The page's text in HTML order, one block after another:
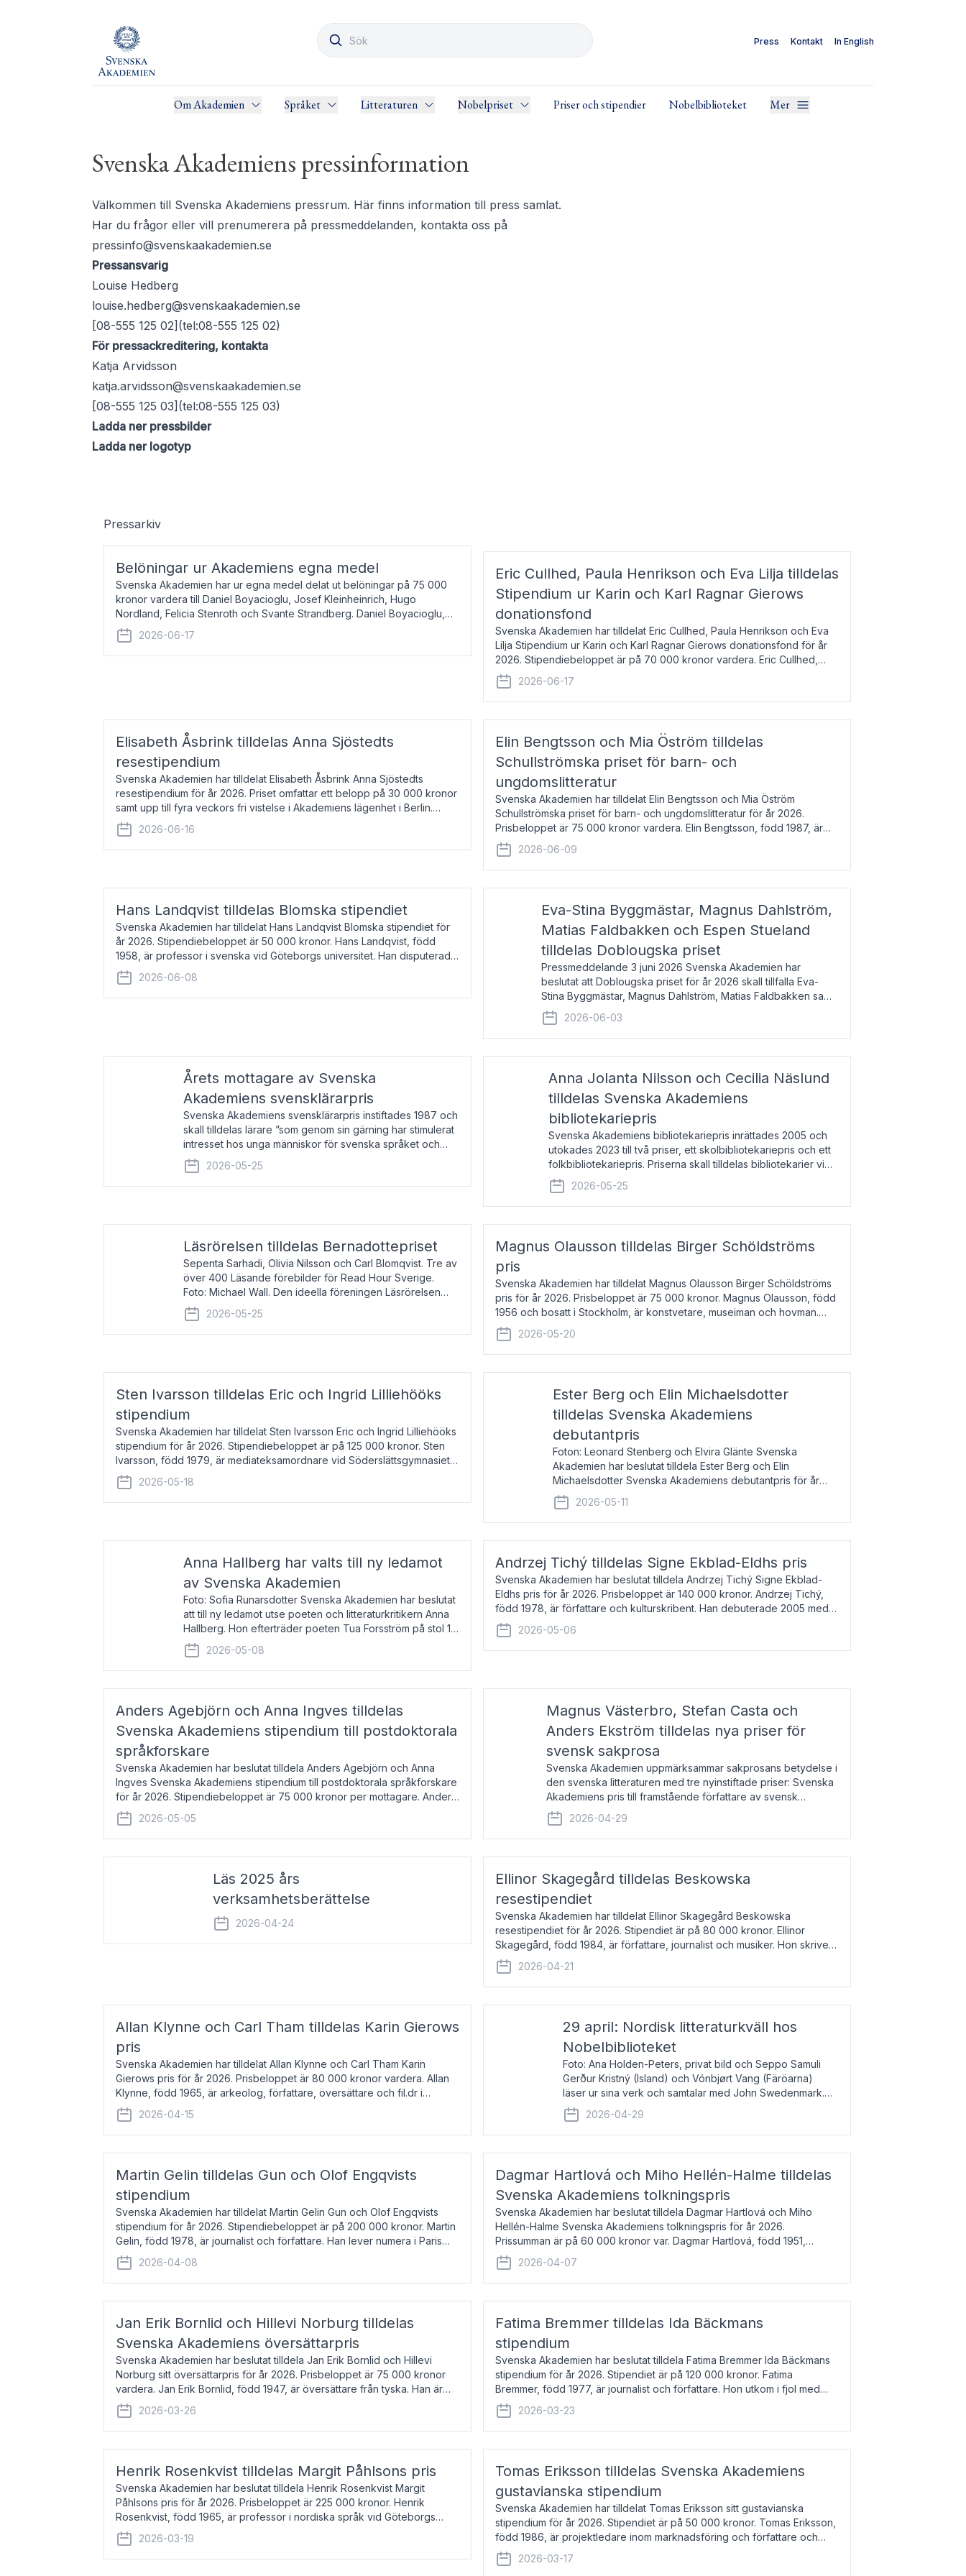
Press Kontakt In English
Om Akademien Språket Litteraturen Nobelpriset Priser och stipendier Nobelbiblioteket Mer
Svenska Akademiens pressinformation
Välkommen till Svenska Akademiens pressrum. Här finns information till press samlat.
Har du frågor eller vill prenumerera på pressmeddelanden, kontakta oss på
pressinfo@svenskaakademien.se
Pressansvarig
Louise Hedberg
louise.hedberg@svenskaakademien.se
[08-555 125 02](tel:08-555 125 02)
För pressackreditering, kontakta
Katja Arvidsson
katja.arvidsson@svenskaakademien.se
[08-555 125 03](tel:08-555 125 03)
Ladda ner pressbilder
Ladda ner logotyp
Pressarkiv
Belöningar ur Akademiens egna medel
Svenska Akademien har ur egna medel delat ut belöningar på 75 000
kronor vardera till Daniel Boyacioglu, Josef Kleinheinrich, Hugo
Nordland, Felicia Stenroth och Svante Strandberg. Daniel Boyacioglu,
född 1981, är poet och scenartist. Josef
2026-06-17
Eric Cullhed, Paula Henrikson och Eva Lilja tilldelas
Stipendium ur Karin och Karl Ragnar Gierows
donationsfond
Svenska Akademien har tilldelat Eric Cullhed, Paula Henrikson och Eva
Lilja Stipendium ur Karin och Karl Ragnar Gierows donationsfond för år
2026. Stipendiebeloppet är på 70 000 kronor vardera. Eric Cullhed,
född 1985, är professor i grekis
2026-06-17
Elisabeth Åsbrink tilldelas Anna Sjöstedts
resestipendium
Svenska Akademien har tilldelat Elisabeth Åsbrink Anna Sjöstedts
resestipendium för år 2026. Priset omfattar ett belopp på 30 000 kronor
samt upp till fyra veckors fri vistelse i Akademiens lägenhet i Berlin.
Elisabeth Åsbrink, född 1965 oc
2026-06-16
Elin Bengtsson och Mia Öström tilldelas
Schullströmska priset för barn- och
ungdomslitteratur
Svenska Akademien har tilldelat Elin Bengtsson och Mia Öström
Schullströmska priset för barn- och ungdomslitteratur för år 2026.
Prisbeloppet är 75 000 kronor vardera. Elin Bengtsson, född 1987, är
författare och forskare i genusvetenskap.
2026-06-09
Hans Landqvist tilldelas Blomska stipendiet
Svenska Akademien har tilldelat Hans Landqvist Blomska stipendiet för
år 2026. Stipendiebeloppet är 50 000 kronor. Hans Landqvist, född
1958, är professor i svenska vid Göteborgs universitet. Han disputerade
år 2000 på avhandlingen Författn
2026-06-08
Eva-Stina Byggmästar, Magnus Dahlström,
Matias Faldbakken och Espen Stueland
tilldelas Doblougska priset
Pressmeddelande 3 juni 2026 Svenska Akademien har
beslutat att Doblougska priset för år 2026 skall tillfalla Eva-
Stina Byggmästar, Magnus Dahlström, Matias Faldbakken samt
Espen Stueland. Prisbeloppet är 200 000 svenska kronor per
mottagare
2026-06-03
Årets mottagare av Svenska
Akademiens svensklärarpris
Svenska Akademiens svensklärarpris instiftades 1987 och
skall tilldelas lärare ”som genom sin gärning har stimulerat
intresset hos unga människor för svenska språket och
litteraturen”. Prisutdelning och samtal med pristagarna
äger rum under
2026-05-25
Anna Jolanta Nilsson och Cecilia Näslund
tilldelas Svenska Akademiens
bibliotekariepris
Svenska Akademiens bibliotekariepris inrättades 2005 och
utökades 2023 till två priser, ett skolbibliotekariepris och ett
folkbibliotekariepris. Priserna skall tilldelas bibliotekarier vid
svenska folk- och skolbibliotek som gjort värdefull
2026-05-25
Läsrörelsen tilldelas Bernadottepriset
Sepenta Sarhadi, Olivia Nilsson och Carl Blomqvist. Tre av
över 400 Läsande förebilder för Read Hour Sverige.
Foto: Michael Wall. Den ideella föreningen Läsrörelsen
tilldelas Bernadottepriset 2026 för att den under ett kvarts
sekel gjort re
2026-05-25
Magnus Olausson tilldelas Birger Schöldströms
pris
Svenska Akademien har tilldelat Magnus Olausson Birger Schöldströms
pris för år 2026. Prisbeloppet är 75 000 kronor. Magnus Olausson, född
1956 och bosatt i Stockholm, är konstvetare, museiman och hovman.
Han disputerade 1993 vid Uppsala un
2026-05-20
Sten Ivarsson tilldelas Eric och Ingrid Lilliehööks
stipendium
Svenska Akademien har tilldelat Sten Ivarsson Eric och Ingrid Lilliehööks
stipendium för år 2026. Stipendiebeloppet är på 125 000 kronor. Sten
Ivarsson, född 1979, är mediateksamordnare vid Söderslättsgymnasiet i
Trelleborg. Här har han på
2026-05-18
Ester Berg och Elin Michaelsdotter
tilldelas Svenska Akademiens
debutantpris
Foton: Leonard Stenberg och Elvira Glänte Svenska
Akademien har beslutat tilldela Ester Berg och Elin
Michaelsdotter Svenska Akademiens debutantpris för år
2026. Priset är nyinstiftat och syftar till att lyfta fram
intressanta och löftesrik
2026-05-11
Anna Hallberg har valts till ny ledamot
av Svenska Akademien
Foto: Sofia Runarsdotter Svenska Akademien har beslutat
att till ny ledamot utse poeten och litteraturkritikern Anna
Hallberg. Hon efterträder poeten Tua Forsström på stol 18
och kommer att ta sitt inträde vid Akademiens
högtidssammankomst
2026-05-08
Andrzej Tichý tilldelas Signe Ekblad-Eldhs pris
Svenska Akademien har beslutat tilldela Andrzej Tichý Signe Ekblad-
Eldhs pris för år 2026. Prisbeloppet är 140 000 kronor. Andrzej Tichý,
född 1978, är författare och kulturskribent. Han debuterade 2005 med
den lovordade romanen Sex liter l
2026-05-06
Anders Agebjörn och Anna Ingves tilldelas
Svenska Akademiens stipendium till postdoktorala
språkforskare
Svenska Akademien har beslutat tilldela Anders Agebjörn och Anna
Ingves Svenska Akademiens stipendium till postdoktorala språkforskare
för år 2026. Stipendiebeloppet är 75 000 kronor per mottagare. Anders
Agebjörn, född 1984, är universitet
2026-05-05
Magnus Västerbro, Stefan Casta och
Anders Ekström tilldelas nya priser för
svensk sakprosa
Svenska Akademien uppmärksammar sakprosans betydelse i
den svenska litteraturen med tre nyinstiftade priser: Svenska
Akademiens pris till framstående författare av svensk
sakprosa som i år går till Magnus Västerbro, Svenska
Akademiens pris
2026-04-29
Läs 2025 års
verksamhetsberättelse
2026-04-24
Ellinor Skagegård tilldelas Beskowska
resestipendiet
Svenska Akademien har tilldelat Ellinor Skagegård Beskowska
resestipendiet för år 2026. Stipendiet är på 80 000 kronor. Ellinor
Skagegård, född 1984, är författare, journalist och musiker. Hon skriver
återkommande för Svenska Dagbladet, Ups
2026-04-21
Allan Klynne och Carl Tham tilldelas Karin Gierows
pris
Svenska Akademien har tilldelat Allan Klynne och Carl Tham Karin
Gierows pris för år 2026. Prisbeloppet är 80 000 kronor vardera. Allan
Klynne, född 1965, är arkeolog, författare, översättare och fil.dr i
antikens kultur och samhällsliv. Ut
2026-04-15
29 april: Nordisk litteraturkväll hos
Nobelbiblioteket
Foto: Ana Holden-Peters, privat bild och Seppo Samuli
Gerður Kristný (Island) och Vónbjørt Vang (Färöarna)
läser ur sina verk och samtalar med John Swedenmark.
De läser upp på färöiska, isländska och svenska och talar
om språk och poesi – o
2026-04-29
Martin Gelin tilldelas Gun och Olof Engqvists
stipendium
Svenska Akademien har tilldelat Martin Gelin Gun och Olof Engqvists
stipendium för år 2026. Stipendiebeloppet är på 200 000 kronor. Martin
Gelin, född 1978, är journalist och författare. Han lever numera i Paris
men var under många år bosat
2026-04-08
Dagmar Hartlová och Miho Hellén-Halme tilldelas
Svenska Akademiens tolkningspris
Svenska Akademien har beslutat tilldela Dagmar Hartlová och Miho
Hellén-Halme Svenska Akademiens tolkningspris för år 2026.
Prissumman är på 60 000 kronor var. Dagmar Hartlová, född 1951,
översätter huvudsakligen från svenska till tjeckiska
2026-04-07
Jan Erik Bornlid och Hillevi Norburg tilldelas
Svenska Akademiens översättarpris
Svenska Akademien har beslutat tilldela Jan Erik Bornlid och Hillevi
Norburg sitt översättarpris för år 2026. Prisbeloppet är 75 000 kronor
vardera. Jan Erik Bornlid, född 1947, är översättare från tyska. Han är
främst känd för sina översät
2026-03-26
Fatima Bremmer tilldelas Ida Bäckmans
stipendium
Svenska Akademien har beslutat tilldela Fatima Bremmer Ida Bäckmans
stipendium för år 2026. Stipendiet är på 120 000 kronor. Fatima
Bremmer, född 1977, är journalist och författare. Hon utkom i fjol med
boken Ligan. Klarakvarterens blodsyst
2026-03-23
Henrik Rosenkvist tilldelas Margit Påhlsons pris
Svenska Akademien har beslutat tilldela Henrik Rosenkvist Margit
Påhlsons pris för år 2026. Prisbeloppet är 225 000 kronor. Henrik
Rosenkvist, född 1965, är professor i nordiska språk vid Göteborgs
universitet. Han disputerade 2004 på avhan
2026-03-19
Tomas Eriksson tilldelas Svenska Akademiens
gustavianska stipendium
Svenska Akademien har tilldelat Tomas Eriksson sitt gustavianska
stipendium för år 2026. Stipendiet är på 50 000 kronor. Tomas Eriksson,
född 1986, är projektledare inom marknadsföring och författare och
utkom i fjol med boken Syndabocken.
2026-03-17